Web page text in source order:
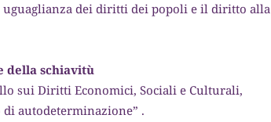
dei diritti dei popoli e il diritto alla
della schiavitù
sui Diritti Economici, Sociali e Culturali,
autodeterminazione” .